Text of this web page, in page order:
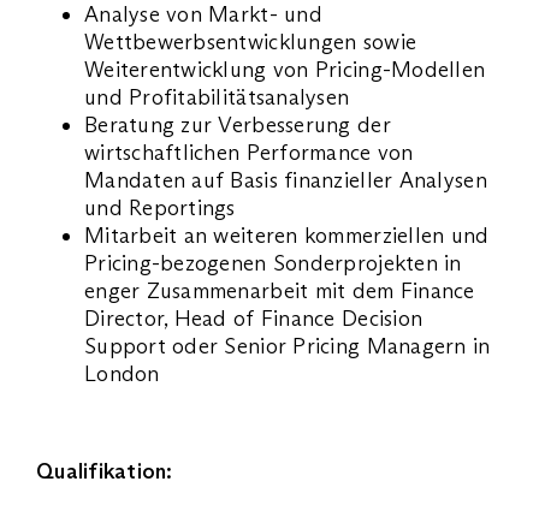
Analyse von Markt- und
Wettbewerbsentwicklungen sowie
Weiterentwicklung von Pricing-Modellen
und Profitabilitätsanalysen
Beratung zur Verbesserung der
wirtschaftlichen Performance von
Mandaten auf Basis finanzieller Analysen
und Reportings
Mitarbeit an weiteren kommerziellen und
Pricing-bezogenen Sonderprojekten in
enger Zusammenarbeit mit dem Finance
Director, Head of Finance Decision
Support oder Senior Pricing Managern in
London
Qualifikation: